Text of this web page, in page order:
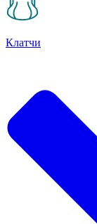
Клатчи